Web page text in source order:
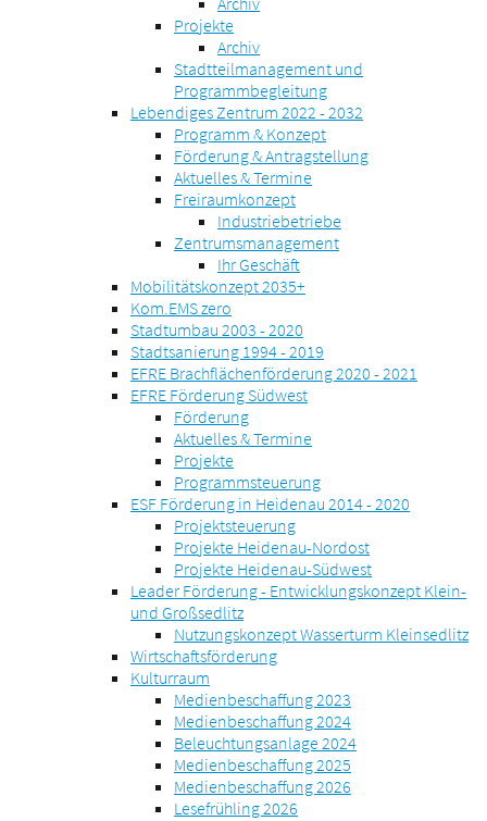
Projekte
Archiv
Stadtteilmanagement und
Programmbegleitung
Lebendiges Zentrum 2022 - 2032
Programm & Konzept
Förderung & Antragstellung
Aktuelles & Termine
Freiraumkonzept
Industriebetriebe
Zentrumsmanagement
Ihr Geschäft
Mobilitätskonzept 2035+
Kom.EMS zero
Stadtumbau 2003 - 2020
Stadtsanierung 1994 - 2019
EFRE Brachflächenförderung 2020 - 2021
EFRE Förderung Südwest
Förderung
Aktuelles & Termine
Projekte
Programmsteuerung
ESF Förderung in Heidenau 2014 - 2020
Projektsteuerung
Projekte Heidenau-Nordost
Projekte Heidenau-Südwest
Leader Förderung - Entwicklungskonzept Klein-
und Großsedlitz
Nutzungskonzept Wasserturm Kleinsedlitz
Wirtschaftsförderung
Kulturraum
Medienbeschaffung 2023
Medienbeschaffung 2024
Beleuchtungsanlage 2024
Medienbeschaffung 2025
Medienbeschaffung 2026
Lesefrühling 2026